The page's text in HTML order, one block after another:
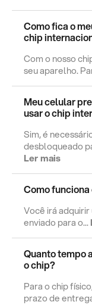
Como fica o
chip
Com o nosso
seu aparelho.
Meu celular
usar o chip
Sim, é
desbloqueado
Ler mais
Como
Você irá
enviado para o...
Quanto tempo
o chip?
Para o chip
prazo de